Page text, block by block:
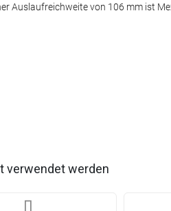
Auslaufreichweite von 106 mm ist
verwendet werden